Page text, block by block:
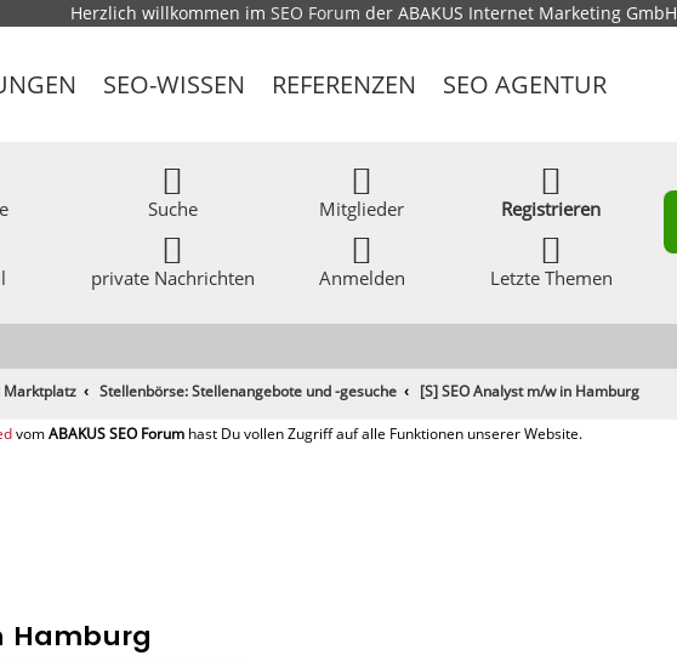
Herzlich willkommen im SEO Forum der ABAKUS Internet Marketing GmbH
SEO-WISSEN REFERENZEN SEO AGENTUR
Suche
private Nachrichten
Mitglieder
Anmelden
Registrieren
Letzte Themen
Marktplatz Stellenbörse: Stellenangebote und -gesuche [S] SEO Analyst m/w in Hamburg
Hamburg